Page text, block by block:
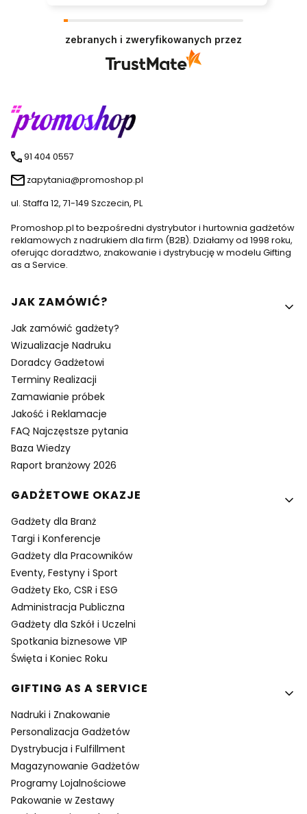
zebranych i zweryfikowanych przez
91 404 0557
zapytania@promoshop.pl
ul. Staffa 12, 71-149 Szczecin, PL
Promoshop.pl to bezpośredni dystrybutor i hurtownia gadżetów
reklamowych z nadrukiem dla firm (B2B). Działamy od 1998 roku,
oferując doradztwo, znakowanie i dystrybucję w modelu Gifting
as a Service.
Linki w stopce
JAK ZAMÓWIĆ?
Jak zamówić gadżety?
Wizualizacje Nadruku
Doradcy Gadżetowi
Terminy Realizacji
Zamawianie próbek
Jakość i Reklamacje
FAQ Najczęstsze pytania
Baza Wiedzy
Raport branżowy 2026
GADŻETOWE OKAZJE
Gadżety dla Branż
Targi i Konferencje
Gadżety dla Pracowników
Eventy, Festyny i Sport
Gadżety Eko, CSR i ESG
Administracja Publiczna
Gadżety dla Szkół i Uczelni
Spotkania biznesowe VIP
Święta i Koniec Roku
GIFTING AS A SERVICE
Nadruki i Znakowanie
Personalizacja Gadżetów
Dystrybucja i Fulfillment
Magazynowanie Gadżetów
Programy Lojalnościowe
Pakowanie w Zestawy